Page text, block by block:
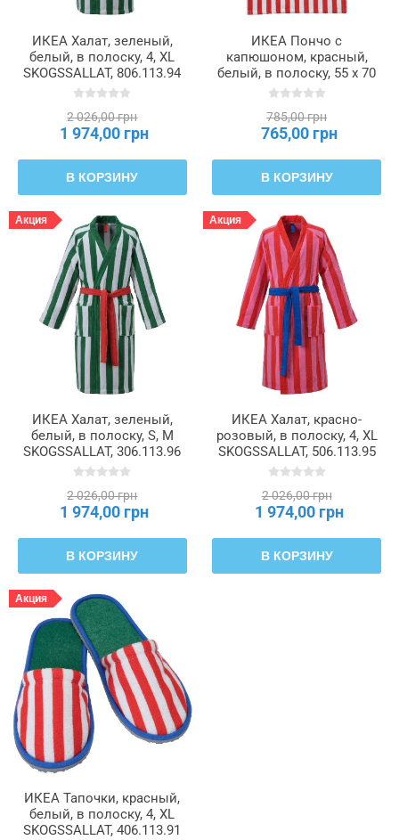
ИКЕА Халат, зеленый,
белый, в полоску, 4, XL
SKOGSSALLAT, 806.113.94
2 026,00 грн
1 974,00 грн
В КОРЗИНУ
ИКЕА Пончо с
капюшоном, красный,
белый, в полоску, 55 х 70
см SKOGSSALLAT,
785,00 грн
765,00 грн
В КОРЗИНУ
Акция
ИКЕА Халат, зеленый,
белый, в полоску, S, M
SKOGSSALLAT, 306.113.96
2 026,00 грн
1 974,00 грн
В КОРЗИНУ
Акция
ИКЕА Халат, красно-
розовый, в полоску, 4, XL
SKOGSSALLAT, 506.113.95
2 026,00 грн
1 974,00 грн
В КОРЗИНУ
Акция
ИКЕА Тапочки, красный,
белый, в полоску, 4, XL
SKOGSSALLAT, 406.113.91